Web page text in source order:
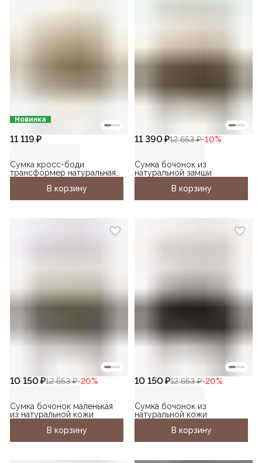
Новинка
11 119 ₽
Сумка кросс-боди
трансформер натуральная
В корзину
11 390 ₽12 653 ₽−10%
Сумка бочонок из
натуральной замши
В корзину
10 150 ₽12 653 ₽−20%
Сумка бочонок маленькая
из натуральной кожи
В корзину
10 150 ₽12 653 ₽−20%
Сумка бочонок из
натуральной кожи
В корзину